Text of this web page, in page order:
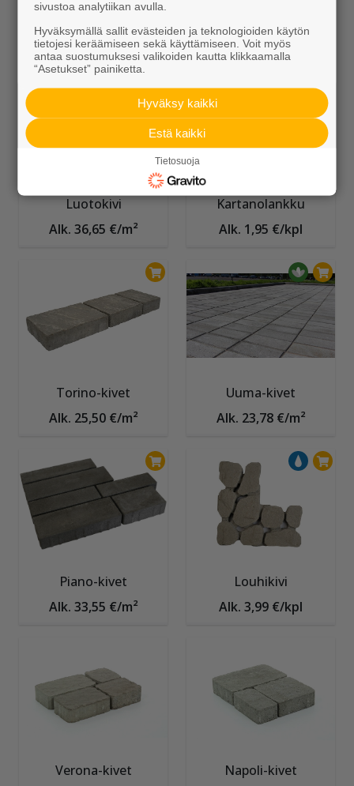
Luostarikivi
Alk. 26,30 €/m²
Alk. 5,55 €/kpl
Luotokivi
Alk. 36,65 €/m²
Kartanolankku
Alk. 1,95 €/kpl
Torino-kivet
Alk. 25,50 €/m²
Uuma-kivet
Alk. 23,78 €/m²
Piano-kivet
Alk. 33,55 €/m²
Louhikivi
Alk. 3,99 €/kpl
Verona-kivet
Napoli-kivet
sivustoa analytiikan avulla.
Hyväksymällä sallit evästeiden ja teknologioiden käytön
tietojesi keräämiseen sekä käyttämiseen. Voit myös
antaa suostumuksesi valikoiden kautta klikkaamalla
“Asetukset” painiketta.
Hyväksy kaikki
Estä kaikki
Tietosuoja